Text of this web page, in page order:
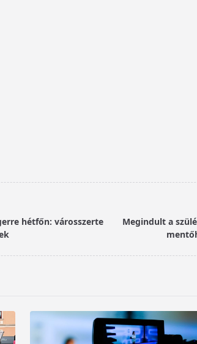
hétfőn: városszerte
Megindult a